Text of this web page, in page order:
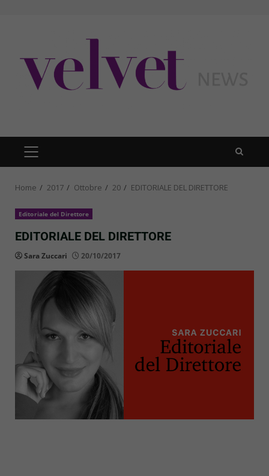
PRIMARY
MENU
Home 2017 Ottobre 20 EDITORIALE DEL DIRETTORE
Editoriale del Direttore
EDITORIALE DEL DIRETTORE
Sara Zuccari 20/10/2017